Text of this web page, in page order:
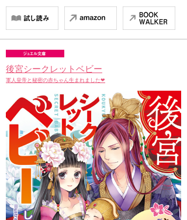
後宮シークレットベビー
軍人皇帝と秘密の赤ちゃん生まれました❤